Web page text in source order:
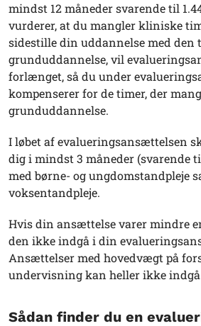
mindst 12 måneder svarende til
vurderer, at du mangler kliniske
sidestille din uddannelse med den
grunduddannelse, vil
forlænget, så du under
kompenserer for de timer, der
grunduddannelse.
I løbet af evalueringsansættelsen
dig i mindst 3 måneder (svarende
med børne- og ungdomstandpleje
voksentandpleje.
Hvis din ansættelse varer mindre
den ikke indgå i din
Ansættelser med hovedvægt på
undervisning kan heller ikke
Sådan finder du en